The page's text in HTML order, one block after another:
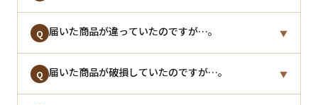
文いただく流れとなります。
※ご連絡いただいたタイミングによってはキャンセル
A 商品の不具合での返品をご希望の場合はご相談くださ
詳しくはこちらをご確認くださいませ。
Q 届いた商品が違っていたのですが…。 ▼
A 大変申し訳ございません。正しい商品を再送いたしま
Q 届いた商品が破損していたのですが…。 ▼